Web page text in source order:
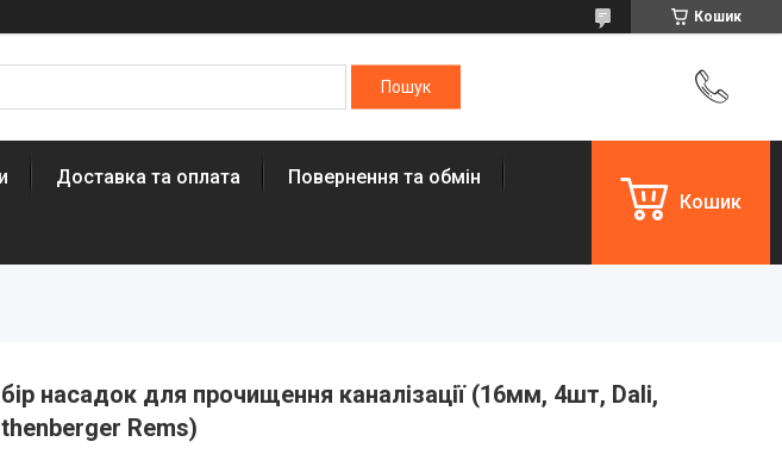
Кошик
Доставка та оплата Повернення та обмін
Кошик
насадок для прочищення каналізації (16мм, 4шт, Dali,
Rems)